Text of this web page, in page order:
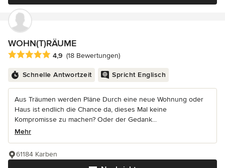
WOHN(T)RÄUME
Durchschnittliche Bewertung: 4.9 von 5 Sternen
4,9 (18 Bewertungen)
Schnelle Antwortzeit Spricht Englisch
Aus Träumen werden Pläne Durch eine neue Wohnung oder
Haus ist endlich die Chance da, dieses Mal keine
Kompromisse zu machen? Oder der Gedank...
Mehr
61184 Karben